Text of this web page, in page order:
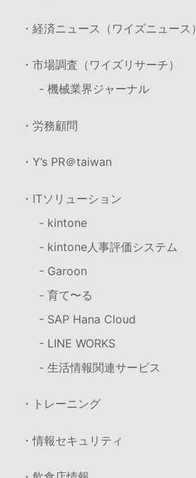
・経済ニュース（ワイズニュース）
・市場調査（ワイズリサーチ）
- 機械業界ジャーナル
・労務顧問
・Y’s PR＠taiwan
・ITソリューション
- kintone
- kintone人事評価システム
- Garoon
- 育て〜る
- SAP Hana Cloud
- LINE WORKS
- 生活情報関連サービス
・トレーニング
・情報セキュリティ